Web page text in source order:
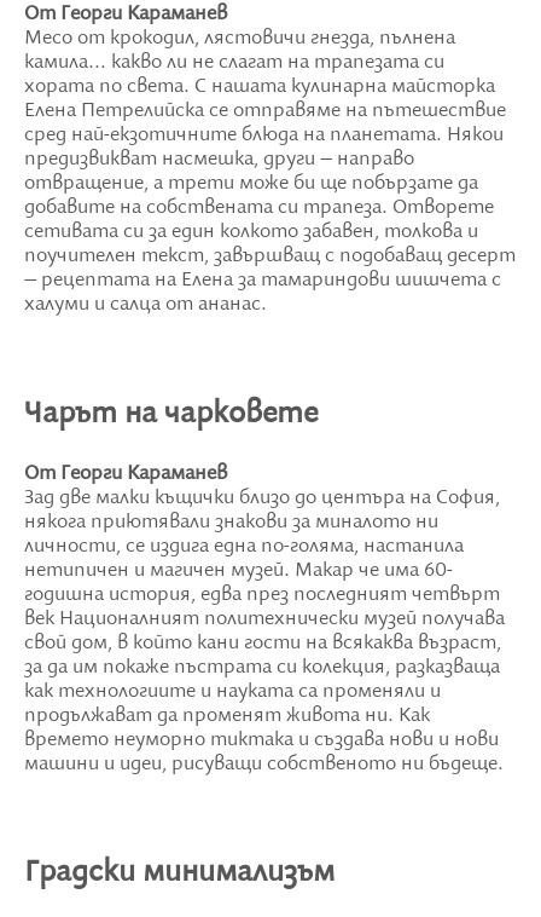
От Георги Караманев
Месо от крокодил, лястовичи гнезда, пълнена
камила... какво ли не слагат на трапезата си
хората по света. С нашата кулинарна майсторка
Елена Петрелийска се отправяме на пътешествие
сред най-екзотичните блюда на планетата. Някои
предизвикват насмешка, други – направо
отвращение, а трети може би ще побързате да
добавите на собствената си трапеза. Отворете
сетивата си за един колкото забавен, толкова и
поучителен текст, завършващ с подобаващ десерт
– рецептата на Елена за тамариндови шишчета с
халуми и салца от ананас.
Чарът на чарковете
От Георги Караманев
Зад две малки къщички близо до центъра на София,
някога приютявали знакови за миналото ни
личности, се издига една по-голяма, настанила
нетипичен и магичен музей. Макар че има 60-
годишна история, едва през последният четвърт
век Националният политехнически музей получава
свой дом, в който кани гости на всякаква възраст,
за да им покаже пъстрата си колекция, разказваща
как технологиите и науката са променяли и
продължават да променят живота ни. Как
времето неуморно тиктака и създава нови и нови
машини и идеи, рисуващи собственото ни бъдеще.
Градски минимализъм